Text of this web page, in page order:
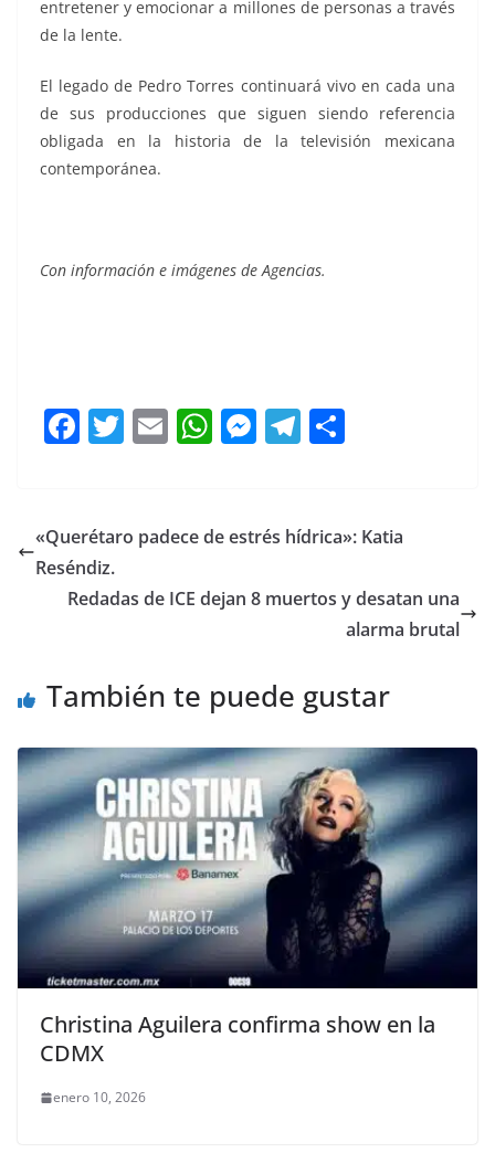
entretener y emocionar a millones de personas a través
de la lente.
El legado de Pedro Torres continuará vivo en cada una
de sus producciones que siguen siendo referencia
obligada en la historia de la televisión mexicana
contemporánea.
Con información e imágenes de Agencias.
F
e
b
o
T
er
E
l
W
s
p
M
e
g
T
gr
m
p
tir
«Querétaro padece de estrés hídrica»: Katia
Reséndiz.
Redadas de ICE dejan 8 muertos y desatan una
alarma brutal
También te puede gustar
Christina Aguilera confirma show en la
CDMX
enero 10, 2026